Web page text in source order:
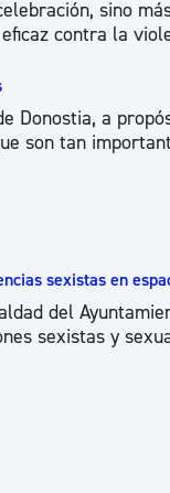
Avisos
Agenda cultural
sino
contra la
Donostia, a
son tan
sexistas en
del
sexistas y